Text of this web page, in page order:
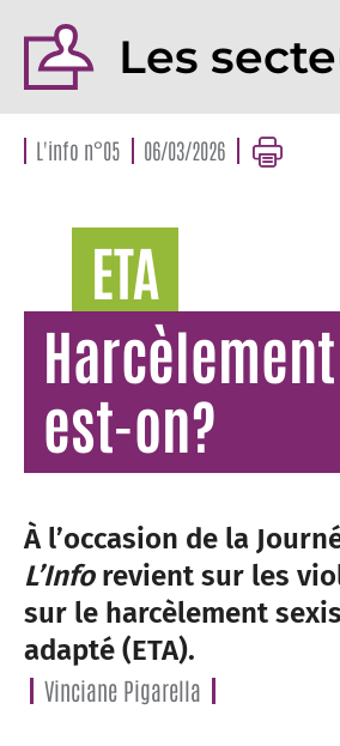
Les
L'info n°05 06/03/2026
ETA
est-on?
À l’occasion de la
L’Inforevient sur les
sur le harcèlement
adapté (ETA).
Vinciane Pigarella